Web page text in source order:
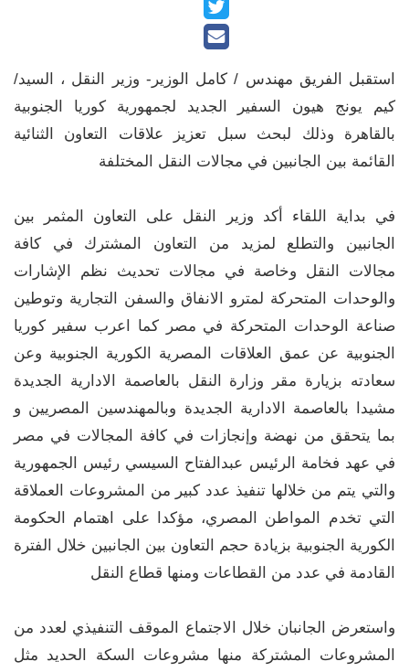
استقبل الفريق مهندس / كامل الوزير- وزير النقل ، السيد/
كيم يونج هيون السفير الجديد لجمهورية كوريا الجنوبية
بالقاهرة وذلك لبحث سبل تعزيز علاقات التعاون الثنائية
القائمة بين الجانبين في مجالات النقل المختلفة
في بداية اللقاء أكد وزير النقل على التعاون المثمر بين
الجانبين والتطلع لمزيد من التعاون المشترك في كافة
مجالات النقل وخاصة في مجالات تحديث نظم الإشارات
والوحدات المتحركة لمترو الانفاق والسفن التجارية وتوطين
صناعة الوحدات المتحركة في مصر كما اعرب سفير كوريا
الجنوبية عن عمق العلاقات المصرية الكورية الجنوبية وعن
سعادته بزيارة مقر وزارة النقل بالعاصمة الادارية الجديدة
مشيدا بالعاصمة الادارية الجديدة وبالمهندسين المصريين و
بما يتحقق من نهضة وإنجازات في كافة المجالات في مصر
في عهد فخامة الرئيس عبدالفتاح السيسي رئيس الجمهورية
والتي يتم من خلالها تنفيذ عدد كبير من المشروعات العملاقة
التي تخدم المواطن المصري، مؤكدا على اهتمام الحكومة
الكورية الجنوبية بزيادة حجم التعاون بين الجانبين خلال الفترة
القادمة في عدد من القطاعات ومنها قطاع النقل
واستعرض الجانبان خلال الاجتماع الموقف التنفيذي لعدد من
المشروعات المشتركة منها مشروعات السكة الحديد مثل